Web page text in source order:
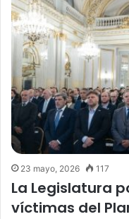
23 mayo, 2026 117
La Legislatura
víctimas del